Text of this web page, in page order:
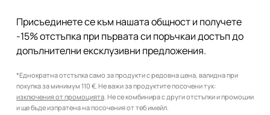
Присъединете се към нашата общност и получете
-15% отстъпка при първата си поръчкаи достъп до
допълнителни ексклузивни предложения.
*Еднократна отстъпка само за продукти с редовна цена, валидна при
покупка за минимум 110 €. Не важи за продуктите посочени тук:
изключения от промоцията. Не се комбинира с други отстъпки и промоции
и ще бъде изпратена на посочения от теб имейл.